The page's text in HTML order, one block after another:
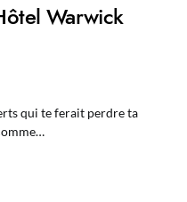
Warwick
qui te ferait perdre ta